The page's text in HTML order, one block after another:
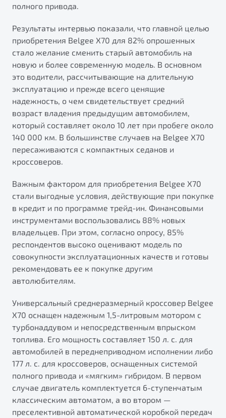
X70
Универсальный кроссовер
от 2 499 990 ₽*
Автомобили в наличии
Тест-драйв
Автокредит
Спецпредложения
Будьте еще более уверены на дорогах с программой
"Помощь на дорогах"
Преимущества программы
Запись на сервис
Калькулятор ТО
Клиентская поддержка
полного привода.
Результаты интервью показали, что главной целью
приобретения Belgee X70 для 82% опрошенных
стало желание сменить старый автомобиль на
новую и более современную модель. В основном
это водители, рассчитывающие на длительную
эксплуатацию и прежде всего ценящие
надежность, о чем свидетельствует средний
возраст владения предыдущим автомобилем,
который составляет около 10 лет при пробеге около
140 000 км. В большинстве случаев на Belgee X70
пересаживаются с компактных седанов и
кроссоверов.
Важным фактором для приобретения Belgee Х70
стали выгодные условия, действующие при покупке
в кредит и по программе трейд-ин. Финансовыми
инструментами воспользовались 88% новых
владельцев. При этом, согласно опросу, 85%
респондентов высоко оценивают модель по
совокупности эксплуатационных качеств и готовы
рекомендовать ее к покупке другим
автолюбителям.
Универсальный среднеразмерный кроссовер Belgee
X70 оснащен надежным 1,5-литровым мотором с
турбонаддувом и непосредственным впрыском
топлива. Его мощность составляет 150 л. с. для
автомобилей в переднеприводном исполнении либо
177 л. с. для кроссоверов, оснащенных системой
полного привода и «мягким» гибридом. В первом
случае двигатель комплектуется 6-ступенчатым
классическим автоматом, а во втором —
преселективной автоматической коробкой передач